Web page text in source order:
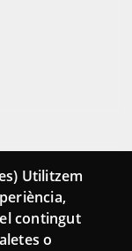
Utilitzem
contingut
o